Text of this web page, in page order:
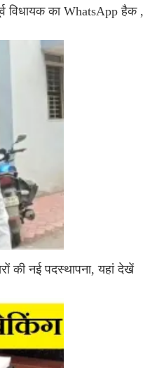
विधायक का WhatsApp हैक ,
की नई पदस्थापना, यहां देखें